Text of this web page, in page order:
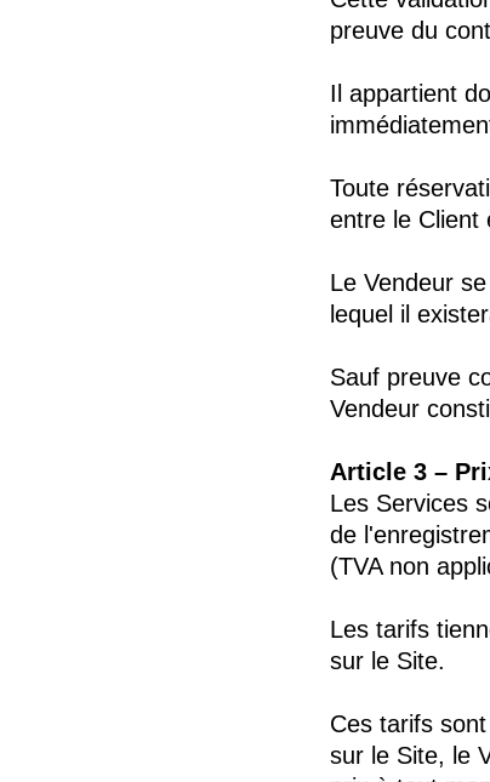
preuve du
Il appartient
Toute
entre le Client
Le Vendeur
lequel il
Sauf preuve
Vendeur
Article 3 –
Les Services
de
(TVA non
Les tarifs
sur le Site.
Ces tarifs
sur le Site, le